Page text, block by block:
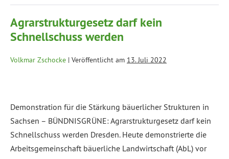
Agrarstrukturgesetz darf kein
Schnellschuss werden
Volkmar Zschocke | Veröffentlicht am 13. Juli 2022
Demonstration für die Stärkung bäuerlicher Strukturen in
Sachsen – BÜNDNISGRÜNE: Agrarstrukturgesetz darf kein
Schnellschuss werden Dresden. Heute demonstrierte die
Arbeitsgemeinschaft bäuerliche Landwirtschaft (AbL) vor